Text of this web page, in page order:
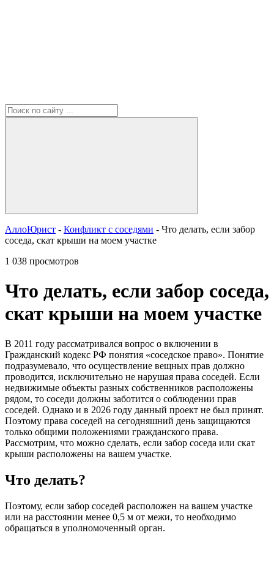
АллоЮрист - Конфликт с соседями - Что делать, если забор
соседа, скат крыши на моем участке
1 038 просмотров
Что делать, если забор соседа,
скат крыши на моем участке
В 2011 году рассматривался вопрос о включении в
Гражданский кодекс РФ понятия «соседское право». Понятие
подразумевало, что осуществление вещных прав должно
проводится, исключительно не нарушая права соседей. Если
недвижимые объекты разных собственников расположены
рядом, то соседи должны заботится о соблюдении прав
соседей. Однако и в 2026 году данный проект не был принят.
Поэтому права соседей на сегодняшний день защищаются
только общими положениями гражданского права.
Рассмотрим, что можно сделать, если забор соседа или скат
крыши расположены на вашем участке.
Что делать?
Поэтому, если забор соседей расположен на вашем участке
или на расстоянии менее 0,5 м от межи, то необходимо
обращаться в уполномоченный орган.